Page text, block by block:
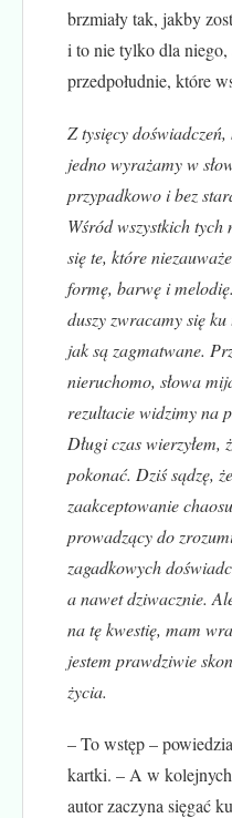
brzmiały tak, jakby
i to nie tylko dla niego,
przedpołudnie, które
Z tysięcy
jedno wyrażamy w
przypadkowo i bez
Wśród wszystkich
się te, które
formę, barwę i
duszy zwracamy się
jak są zagmatwane.
nieruchomo, słowa
rezultacie widzimy na
Długi czas wierzyłem,
pokonać. Dziś sądzę,
zaakceptowanie
prowadzący do
zagadkowych
a nawet dziwacznie.
na tę kwestię, mam
jestem prawdziwie
życia.
– To wstęp –
kartki. – A w kolejnych
autor zaczyna sięgać